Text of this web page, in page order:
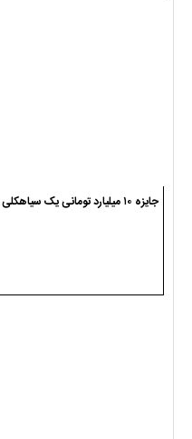
جایزه ۱۰ میلیارد تومانی یک سیاهکلی برای انتقام از ترامپ و نتانیاهو